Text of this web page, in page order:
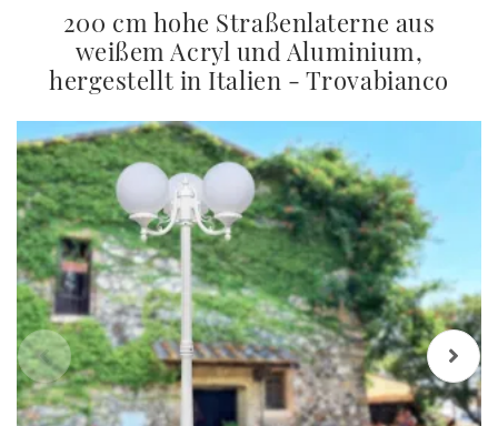
200 cm hohe Straßenlaterne aus
weißem Acryl und Aluminium,
hergestellt in Italien - Trovabianco